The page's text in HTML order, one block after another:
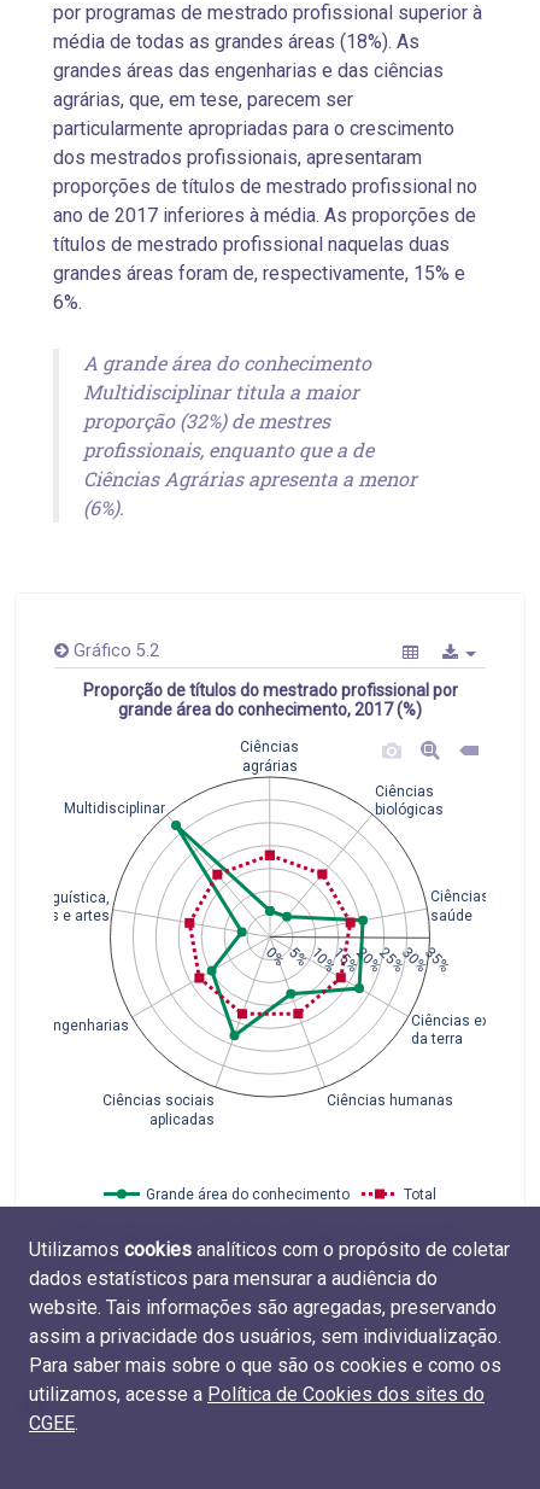
por programas de mestrado profissional superior à
média de todas as grandes áreas (18%). As
grandes áreas das engenharias e das ciências
agrárias, que, em tese, parecem ser
particularmente apropriadas para o crescimento
dos mestrados profissionais, apresentaram
proporções de títulos de mestrado profissional no
ano de 2017 inferiores à média. As proporções de
títulos de mestrado profissional naquelas duas
grandes áreas foram de, respectivamente, 15% e
6%.
A grande área do conhecimento
Multidisciplinar titula a maior
proporção (32%) de mestres
profissionais, enquanto que a de
Ciências Agrárias apresenta a menor
(6%).
Gráfico 5.2
Proporção de títulos do mestrado profissional por
grande área do conhecimento, 2017 (%)
Ciências
agrárias
Ciências
biológicas
Ciências da
saúde
Ciências exatas e
da terra
Ciências humanas
Ciências sociais
aplicadas
Engenharias
Linguística,
letras e artes
Multidisciplinar
0%5%10%15%20%25%30%35%
Grande área do conhecimento Total
2017 (Capes, MEC). Elaboração do CGEE. TabelaM.TIT.03 .
Utilizamos cookies analíticos com o propósito de coletar
dados estatísticos para mensurar a audiência do
website. Tais informações são agregadas, preservando
assim a privacidade dos usuários, sem individualização.
Para saber mais sobre o que são os cookies e como os
utilizamos, acesse a Política de Cookies dos sites do
CGEE.